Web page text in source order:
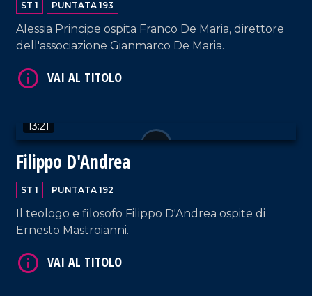
ST 1 PUNTATA 193
Alessia Principe ospita Franco De Maria, direttore
dell'associazione Gianmarco De Maria.
13:21
Filippo D'Andrea
ST 1 PUNTATA 192
Il teologo e filosofo Filippo D'Andrea ospite di
Ernesto Mastroianni.
VAI AL TITOLO